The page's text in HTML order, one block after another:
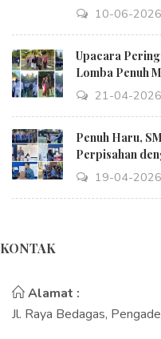
10-06-
Upacara
Lomba Penuh
21-04-
Penuh Haru,
Perpisahan
19-04-
KONTAK
Alamat :
Jl. Raya Bedagas,